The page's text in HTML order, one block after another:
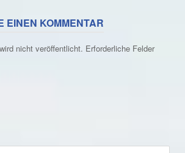
EINEN KOMMENTAR
nicht veröffentlicht. Erforderliche Felder